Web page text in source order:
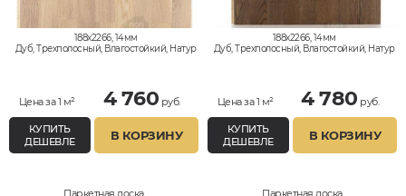
188x2266, 14мм
Дуб, Трехполосный, Влагостойкий, Натур
Цена за 1 м² 4 760 руб.
КУПИТЬ
ДЕШЕВЛЕ
В КОРЗИНУ
188x2266, 14мм
Дуб, Трехполосный, Влагостойкий, Натур
Цена за 1 м² 4 780 руб.
КУПИТЬ
ДЕШЕВЛЕ
В КОРЗИНУ
Паркетная доска
Паркетная доска